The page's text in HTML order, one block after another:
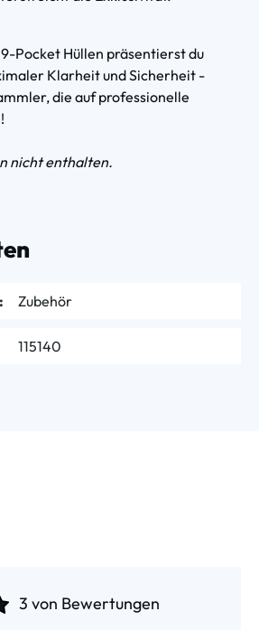
Pocket Hüllen präsentierst du
Klarheit und Sicherheit -
die auf professionelle
nicht enthalten.
Zubehör
115140
3 von Bewertungen